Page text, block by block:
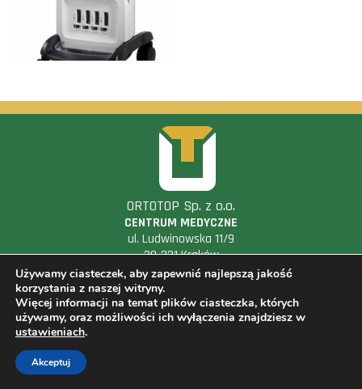
ORTOTOP Sp. z o.o.
CENTRUM MEDYCZNE
ul. Ludwinowska 11/9
30-331 Kraków
+48 531 779 999
NIP:675 150 47 15 KRS:0000514616 REGON:123160458
Używamy ciasteczek, aby zapewnić najlepszą jakość
korzystania z naszej witryny.
Więcej informacji na temat plików ciasteczka, których
używamy, oraz możliwości ich wyłączenia znajdziesz w
ustawieniach.
Akceptuj